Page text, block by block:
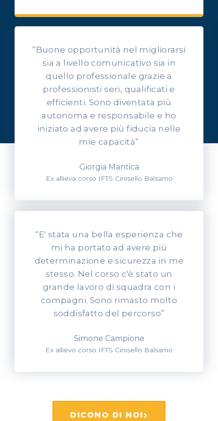
OPINIONI DEI NOSTRI ALLIEVI
Ascolta l'esperienza dei
nostri allievi
“Buone opportunità nel migliorarsi
sia a livello comunicativo sia in
quello professionale grazie a
professionisti seri, qualificati e
efficienti. Sono diventata più
autonoma e responsabile e ho
iniziato ad avere più fiducia nelle
mie capacità”
Giorgia Mantica
Ex allieva corso IFTS Cinisello Balsamo
“E' stata una bella esperienza che
mi ha portato ad avere più
determinazione e sicurezza in me
stesso. Nel corso c'è stato un
grande lavoro di squadra con i
compagni. Sono rimasto molto
soddisfatto del percorso”
Simone Campione
Ex allievo corso IFTS Cinisello Balsamo
DICONO DI NOI